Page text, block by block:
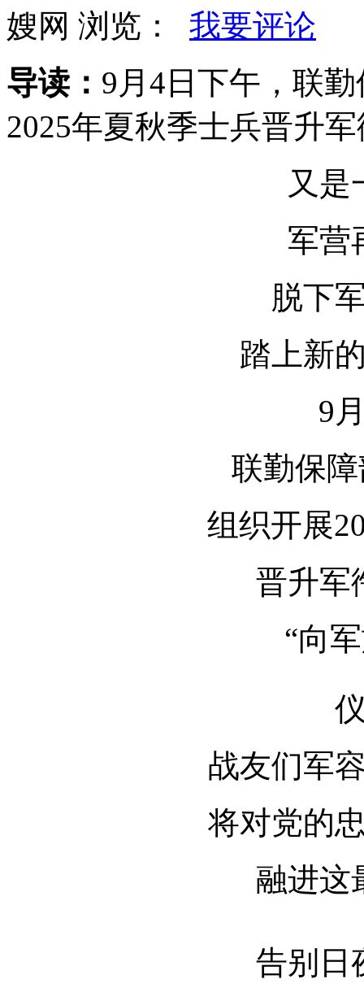
嫂网 浏览：
我要评论
导读： 9月4日下午，联
2025年夏秋季士兵晋升
又是
军营
脱下
踏上新
9
联勤保
组织开展
晋升军
“向
战友们军
将对党的
融进这
告别日